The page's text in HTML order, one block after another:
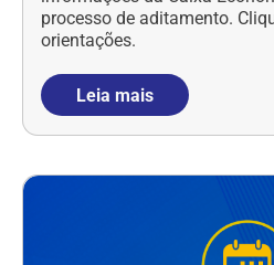
processo de aditamento.
orientações.
Leia mais